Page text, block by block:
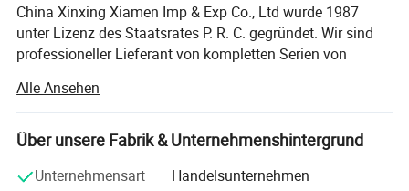
China Xinxing Xiamen Imp & Exp Co., Ltd wurde 1987
unter Lizenz des Staatsrates P. R. C. gegründet. Wir sind
professioneller Lieferant von kompletten Serien von
für mehr als 30 Jahre. Als Mitglied der China Xinxing Corp.
Haben wir nicht nur unsere eigene militärische
Bekleidungsfabrik, Aber auch besitzen Hunderte von
Gegenstände, Krawallausrüstung und so weiter
Alle Ansehen
Über unsere Fabrik & Unternehmenshintergrund
Unternehmensart
Handelsunternehmen